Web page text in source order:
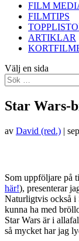
FILM
FILMTIPS
ARTIKLAR
Välj en sida
Star Wars-
av David (red.) |
Som uppföljare på
här!), presenterar
Naturligtvis också i
kunna ha med
Star Wars är i
så mycket har jag